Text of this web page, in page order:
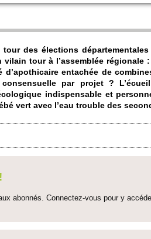
tour des électi­ons
tour à l’asse­mblée régionale
d’apo­thi­caire entachée de
consensue­lle par pro­jet ?
indispensable et
vert avec l’eau tro­uble des
abonnés. Connectez-vous pour y